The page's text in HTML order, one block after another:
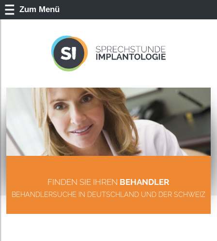
Zum Menü
FINDEN SIE IHREN BEHANDLER
BEHANDLERSUCHE IN DEUTSCHLAND UND DER SCHWEIZ